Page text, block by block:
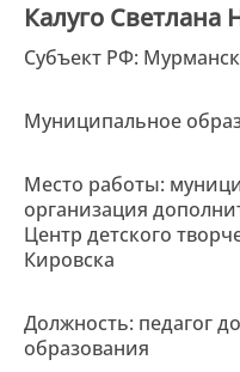
Калуго Светлана
Субъект РФ:
Муниципальное
Место работы:
организация
Центр детского
Кировска
Должность: педагог
образования